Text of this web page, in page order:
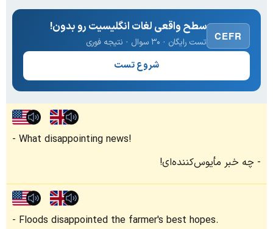
CEFR
سطح واقعی لغات انگلیسیت رو بدون!
تست رایگان · ۳۰ سوال · نتیجه فوری
شروع تست
What disappointing news!
چه خبر مأیوس‌کننده‌ای!
Floods disappointed the farmer's best hopes.